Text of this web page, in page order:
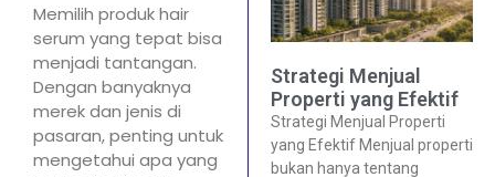
Memilih produk hair
serum yang tepat bisa
menjadi tantangan.
Dengan banyaknya
merek dan jenis di
pasaran, penting untuk
mengetahui apa yang
Strategi Menjual
Properti yang Efektif
Strategi Menjual Properti
yang Efektif Menjual properti
bukan hanya tentang